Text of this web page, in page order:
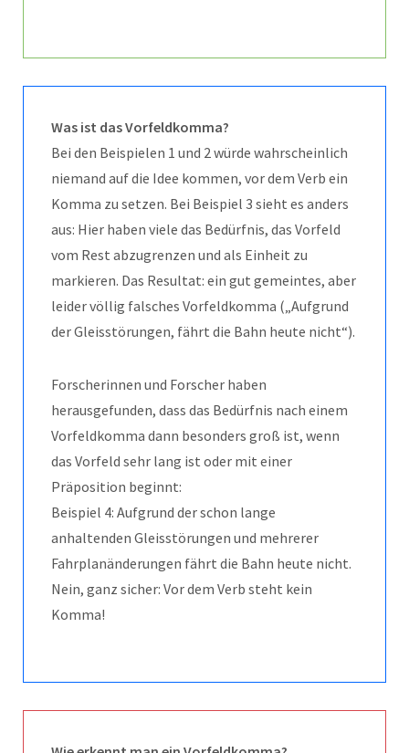
Was ist das Vorfeldkomma?
Bei den Beispielen 1 und 2 würde wahrscheinlich
niemand auf die Idee kommen, vor dem Verb ein
Komma zu setzen. Bei Beispiel 3 sieht es anders
aus: Hier haben viele das Bedürfnis, das Vorfeld
vom Rest abzugrenzen und als Einheit zu
markieren. Das Resultat: ein gut gemeintes, aber
leider völlig falsches Vorfeldkomma („Aufgrund
der Gleisstörungen, fährt die Bahn heute nicht“).
Forscherinnen und Forscher haben
herausgefunden, dass das Bedürfnis nach einem
Vorfeldkomma dann besonders groß ist, wenn
das Vorfeld sehr lang ist oder mit einer
Präposition beginnt:
Beispiel 4: Aufgrund der schon lange
anhaltenden Gleisstörungen und mehrerer
Fahrplanänderungen fährt die Bahn heute nicht.
Nein, ganz sicher: Vor dem Verb steht kein
Komma!